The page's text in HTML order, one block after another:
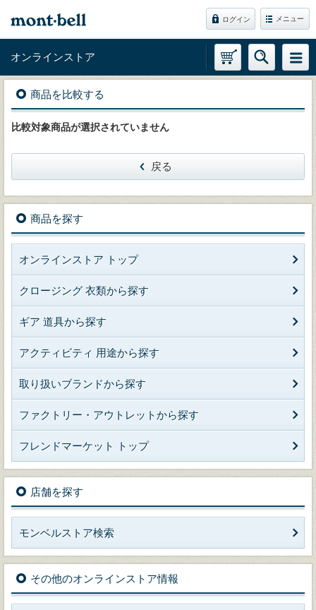
ログイン メニュー
オンラインストア
商品を比較する
比較対象商品が選択されていません
戻る
商品を探す
オンラインストア トップ
クロージング 衣類から探す
ギア 道具から探す
アクティビティ 用途から探す
取り扱いブランドから探す
ファクトリー・アウトレットから探す
フレンドマーケット トップ
店舗を探す
モンベルストア検索
その他のオンラインストア情報